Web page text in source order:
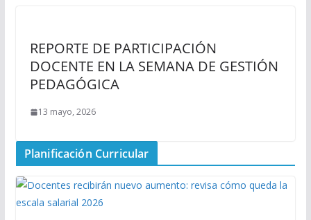
REPORTE DE PARTICIPACIÓN
DOCENTE EN LA SEMANA DE GESTIÓN
PEDAGÓGICA
13 mayo, 2026
Planificación Curricular